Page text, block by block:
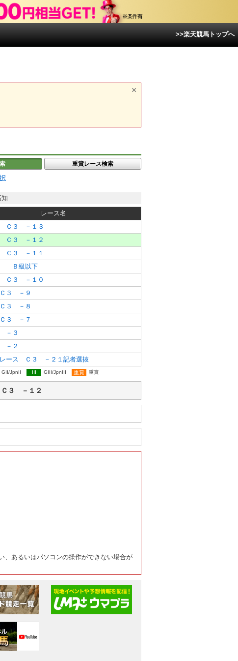
>>楽天競馬トップへ
重賞レース検索
知
レース名
Ｃ３ －１３
Ｃ３ －１２
Ｃ３ －１１
Ｂ級以下
Ｃ３ －１０
３ －９
３ －８
３ －７
－３
－２
レース Ｃ３ －２１記者選抜
GII/JpnII III GIII/JpnIII 重賞 重賞
Ｃ３ －１２
、あるいはパソコンの操作ができない場合が